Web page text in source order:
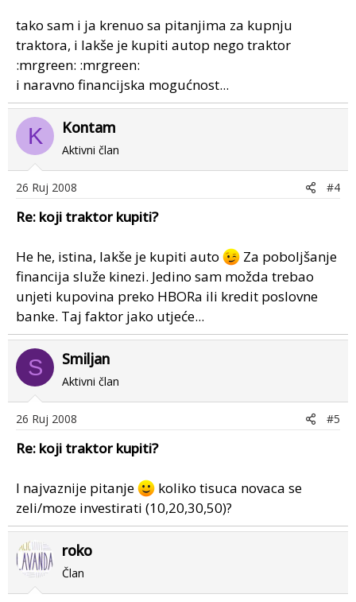
tako sam i ja krenuo sa pitanjima za kupnju
traktora, i lakše je kupiti autop nego traktor
:mrgreen: :mrgreen:
i naravno financijska mogućnost...
K Kontam
Aktivni član
26 Ruj 2008 #4
Re: koji traktor kupiti?
He he, istina, lakše je kupiti auto
Za poboljšanje
financija služe kinezi. Jedino sam možda trebao
unjeti kupovina preko HBORa ili kredit poslovne
banke. Taj faktor jako utjeće...
S Smiljan
Aktivni član
26 Ruj 2008 #5
Re: koji traktor kupiti?
I najvaznije pitanje
koliko tisuca novaca se
zeli/moze investirati (10,20,30,50)?
roko
Član